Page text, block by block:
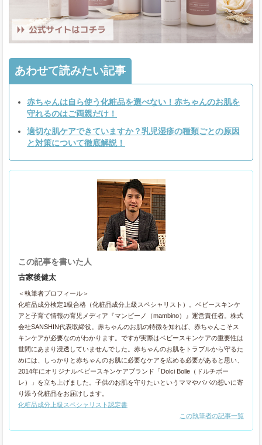
あわせて読みたい記事
赤ちゃんは自ら使う化粧品を選べない！赤ちゃんのお肌を
守れるのはご両親だけ！
適切な肌ケアできていますか？乳児湿疹の種類ごとの原因
と対策について徹底解説！
この記事を書いた人
古家後健太
＜執筆者プロフィール＞
化粧品成分検定1級合格（化粧品成分上級スペシャリスト）。ベビースキンケ
アと子育て情報の育児メディア『マンビーノ（mambino）』運営責任者。株式
会社SANSHIN代表取締役。赤ちゃんのお肌の特徴を知れば、赤ちゃんこそス
キンケアが必要なのがわかります。ですが実際はベビースキンケアの重要性は
世間にあまり浸透していませんでした。赤ちゃんのお肌をトラブルから守るた
めには、しっかりと赤ちゃんのお肌に必要なケアを広める必要があると思い、
2014年にオリジナルベビースキンケアブランド「Dolci Bolle（ドルチボー
レ）」を立ち上げました。子供のお肌を守りたいというママやパパの想いに寄
り添う化粧品をお届けします。
化粧品成分上級スペシャリスト認定書
この執筆者の記事一覧